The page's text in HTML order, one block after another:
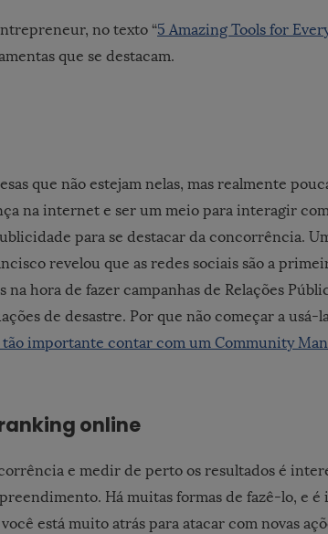
no texto “5 Amazing Tools for
que se destacam.
que não estejam nelas, mas realmente
na internet e ser um meio para interagir
para se destacar da concorrência.
revelou que as redes sociais são a
na hora de fazer campanhas de Relações
de desastre. Por que não começar a usá-
importante contar com um Community
online
e medir de perto os resultados é
Há muitas formas de fazê-lo, e
está muito atrás para atacar com novas